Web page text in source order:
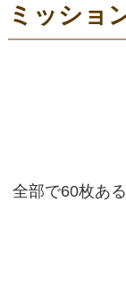
ミッショ
全部で60枚あ